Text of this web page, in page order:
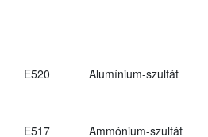
E520 Alumínium-szulfát
E517
Ammónium-szulfát